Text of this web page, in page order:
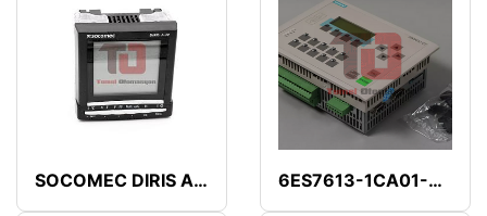
SOCOMEC DIRIS A-30 6ES7613-1CA01-0AE3